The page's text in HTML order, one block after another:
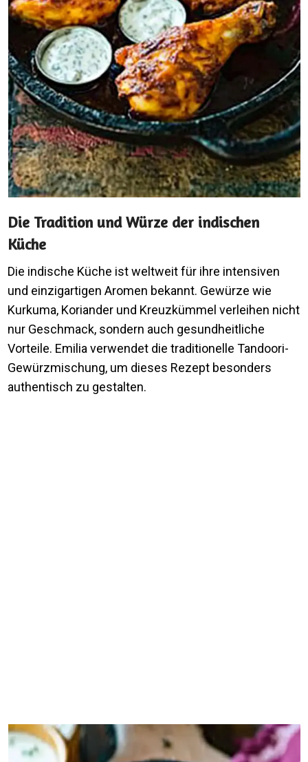
Die Tradition und Würze der indischen
Küche
Die indische Küche ist weltweit für ihre intensiven
und einzigartigen Aromen bekannt. Gewürze wie
Kurkuma, Koriander und Kreuzkümmel verleihen nicht
nur Geschmack, sondern auch gesundheitliche
Vorteile. Emilia verwendet die traditionelle Tandoori-
Gewürzmischung, um dieses Rezept besonders
authentisch zu gestalten.